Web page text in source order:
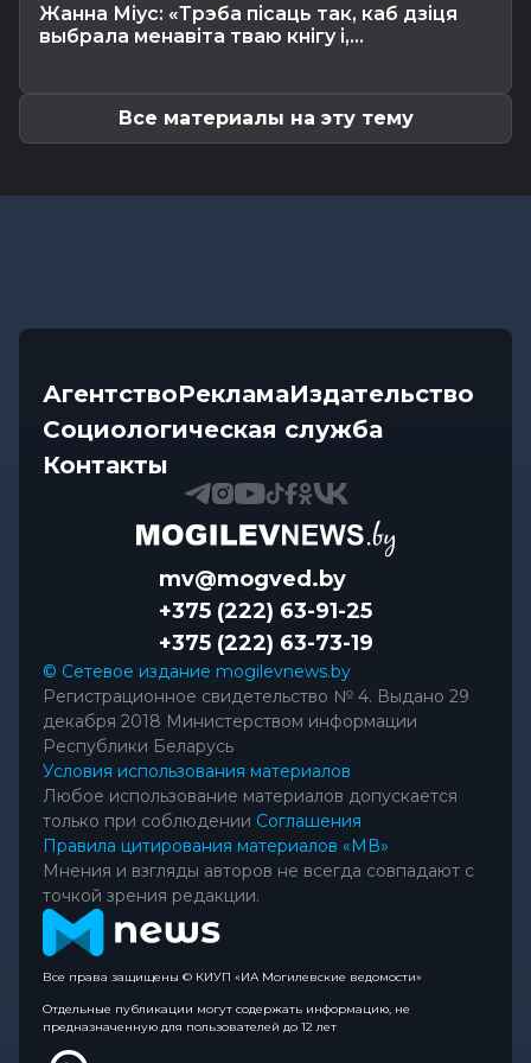
Калейдоскоп - 08.08.2026 06:30
Что приготовили звезды на 9 августа:
Жанна Міус: «Трэба пісаць так, каб дзіця
выбрала менавіта тваю кнігу і,...
Все материалы на эту тему
АгентствоРекламаИздательство
Социологическая служба
Контакты
mv@mogved.by
+375 (222) 63-91-25
+375 (222) 63-73-19
© Сетевое издание mogilevnews.by
Регистрационное свидетельство № 4. Выдано 29
декабря 2018 Министерством информации
Республики Беларусь
Условия использования материалов
Любое использование материалов допускается
только при соблюдении Соглашения
Правила цитирования материалов «МВ»
Мнения и взгляды авторов не всегда совпадают с
точкой зрения редакции.
Все права защищены © КИУП «ИА Могилевские ведомости»
Отдельные публикации могут содержать информацию, не
предназначенную для пользователей до 12 лет